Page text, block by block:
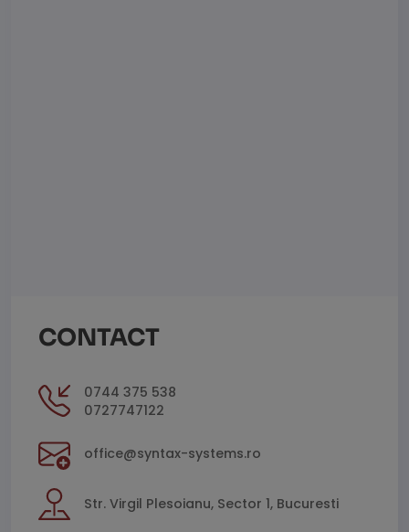
CONTACT
0744 375 538
0727747122
office@syntax-systems.ro
Str. Virgil Plesoianu, Sector 1, Bucuresti